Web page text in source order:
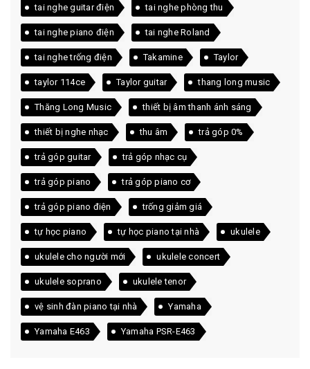
tai nghe guitar điện tai nghe phòng thu
tai nghe piano điện tai nghe Roland
tai nghe trống điện Takamine Taylor
taylor 114ce Taylor guitar thang long music
Thăng Long Music thiết bị âm thanh ánh sáng
thiết bị nghe nhạc thu âm trả góp 0%
trả góp guitar trả góp nhạc cụ
trả góp piano trả góp piano cơ
trả góp piano điện trống giảm giá
tự học piano tự học piano tại nhà ukulele
ukulele cho người mới ukulele concert
ukulele soprano ukulele tenor
vệ sinh đàn piano tại nhà Yamaha
Yamaha E463 Yamaha PSR-E463